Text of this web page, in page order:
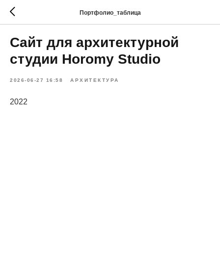
Портфолио_таблица
Сайт для архитектурной
студии Horomy Studio
2026-06-27 16:58 АРХИТЕКТУРА
2022